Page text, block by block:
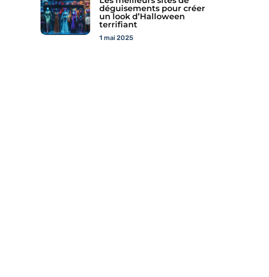
déguisements pour créer
un look d’Halloween
terrifiant
1 mai 2025